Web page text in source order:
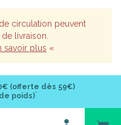
circulation peuvent
livraison.
savoir plus «
(offerte dès 59€)
poids)*